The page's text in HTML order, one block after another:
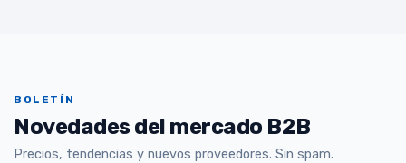
BOLETÍN
Novedades del mercado B2B
Precios, tendencias y nuevos proveedores. Sin spam.